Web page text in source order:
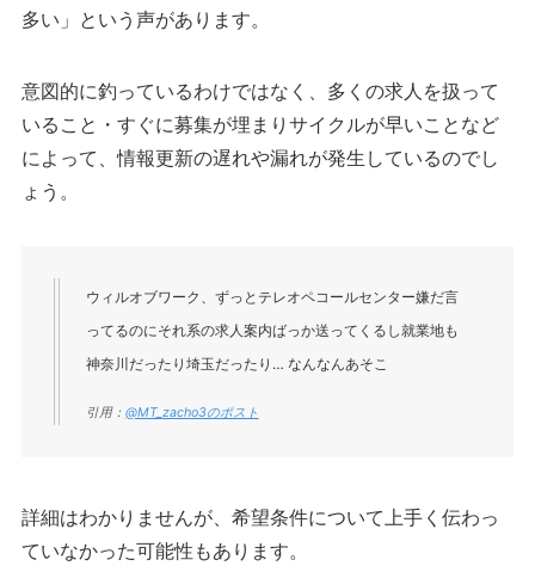
多い」という声があります。
意図的に釣っているわけではなく、多くの求人を扱って
いること・すぐに募集が埋まりサイクルが早いことなど
によって、情報更新の遅れや漏れが発生しているのでし
ょう。
ウィルオブワーク、ずっとテレオペコールセンター嫌だ言
ってるのにそれ系の求人案内ばっか送ってくるし就業地も
神奈川だったり埼玉だったり… なんなんあそこ
引用： @MT_zacho3のポスト
詳細はわかりませんが、希望条件について上手く伝わっ
ていなかった可能性もあります。